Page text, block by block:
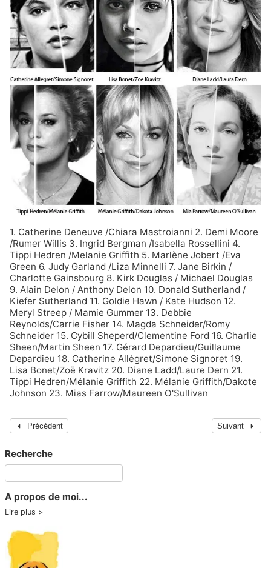
1. Catherine Deneuve /Chiara Mastroianni 2. Demi Moore
/Rumer Willis 3. Ingrid Bergman /Isabella Rossellini 4.
Tippi Hedren /Melanie Griffith 5. Marlène Jobert /Eva
Green 6. Judy Garland /Liza Minnelli 7. Jane Birkin /
Charlotte Gainsbourg 8. Kirk Douglas / Michael Douglas
9. Alain Delon / Anthony Delon 10. Donald Sutherland /
Kiefer Sutherland 11. Goldie Hawn / Kate Hudson 12.
Meryl Streep / Mamie Gummer 13. Debbie
Reynolds/Carrie Fisher 14. Magda Schneider/Romy
Schneider 15. Cybill Sheperd/Clementine Ford 16. Charlie
Sheen/Martin Sheen 17. Gérard Depardieu/Guillaume
Depardieu 18. Catherine Allégret/Simone Signoret 19.
Lisa Bonet/Zoë Kravitz 20. Diane Ladd/Laure Dern 21.
Tippi Hedren/Mélanie Griffith 22. Mélanie Griffith/Dakote
Johnson 23. Mias Farrow/Maureen O'Sullivan
Précédent Suivant
Recherche
A propos de moi...
Lire plus